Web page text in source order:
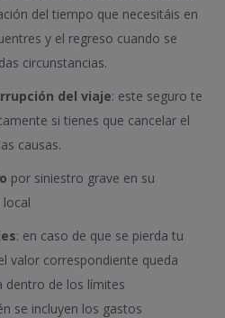
del tiempo que necesitáis en
y el regreso cuando se
circunstancias.
del viaje: este seguro te
si tienes que cancelar el
causas.
por siniestro grave en su
: en caso de que se pierda tu
valor correspondiente queda
dentro de los límites
se incluyen los gastos